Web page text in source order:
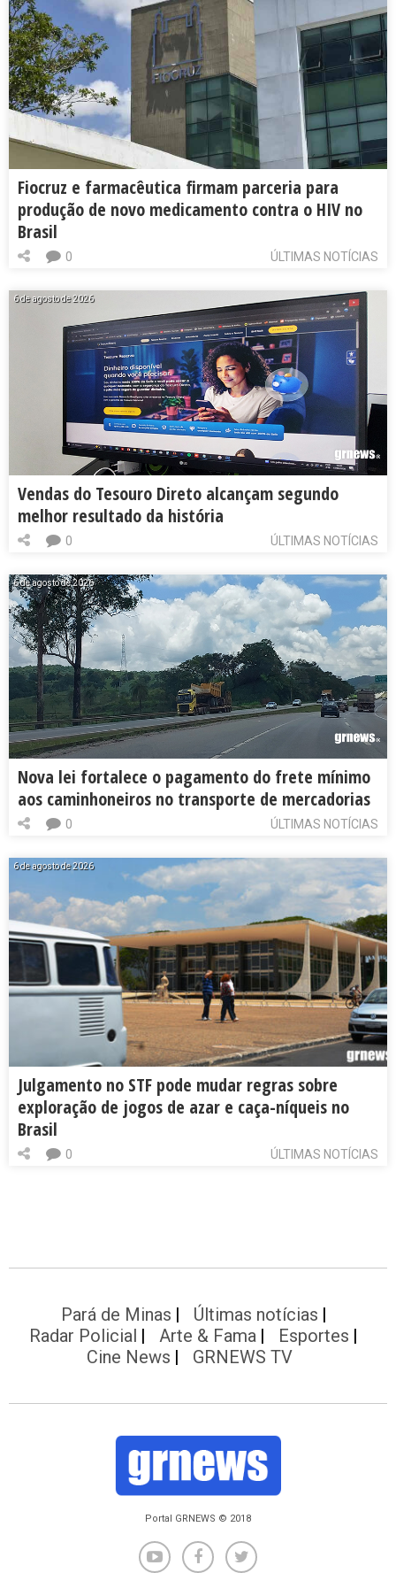
Fiocruz e farmacêutica firmam parceria para
produção de novo medicamento contra o HIV no
Brasil
ÚLTIMAS NOTÍCIAS
0
6 de agosto de 2026
Vendas do Tesouro Direto alcançam segundo
melhor resultado da história
ÚLTIMAS NOTÍCIAS
0
6 de agosto de 2026
Nova lei fortalece o pagamento do frete mínimo
aos caminhoneiros no transporte de mercadorias
ÚLTIMAS NOTÍCIAS
0
6 de agosto de 2026
Julgamento no STF pode mudar regras sobre
exploração de jogos de azar e caça-níqueis no
Brasil
ÚLTIMAS NOTÍCIAS
0
Pará de Minas
Últimas notícias
Radar Policial
Arte & Fama
Esportes
Cine News
GRNEWS TV
Portal GRNEWS © 2018